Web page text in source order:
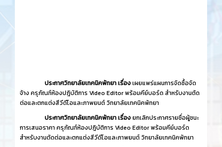
ประกาศวิทยาลัยเทคนิคพัทยา เรื่องเผยแพร่แผนการจัดซื้อจัด
จ้าง ครุภัณฑ์ห้องปฎิบัติการ Video Editor พร้อมคีย์บอร์ด สำหรับงานตัด
ต่อและตกแต่งสีวีดีโอและภาพยนต์ วิทยาลัยเทคนิคพัทยา
ประกาศวิทยาลัยเทคนิคพัทยา เรื่องยกเลิกประกาศรายชื่อผู้ชนะ
การเสนอราคา ครุภัณฑ์ห้องปฎิบัติการ Video Editor พร้อมคีย์บอร์ด
สำหรับงานตัดต่อและตกแต่งสีวีดีโอและภาพยนต์ วิทยาลัยเทคนิคพัทยา